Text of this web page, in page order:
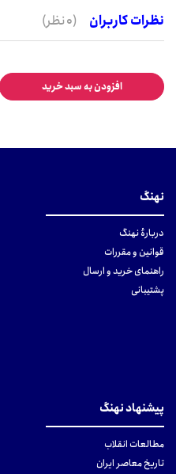
نظرات کاربران (0 نظر)
افزودن به سبد خرید
نهنگ
دربارهٔ نهنگ
قوانین و مقررات
راهنمای خرید و ارسال
پشتیبانی
پیشنهاد نهنگ
مطالعات انقلاب
تاریخ معاصر ایران